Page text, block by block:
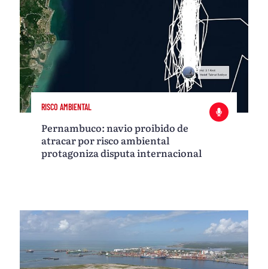
RISCO AMBIENTAL
Pernambuco: navio proibido de
atracar por risco ambiental
protagoniza disputa internacional